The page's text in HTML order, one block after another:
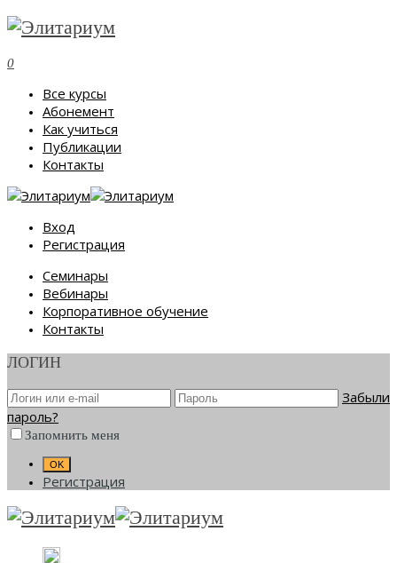
0
Все курсы
Абонемент
Как учиться
Публикации
Контакты
Вход
Регистрация
Семинары
Вебинары
Корпоративное обучение
Контакты
ЛОГИН
Забыли
пароль?
Запомнить меня
Регистрация